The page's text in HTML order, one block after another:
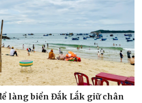
làng biển Đắk Lắk giữ chân